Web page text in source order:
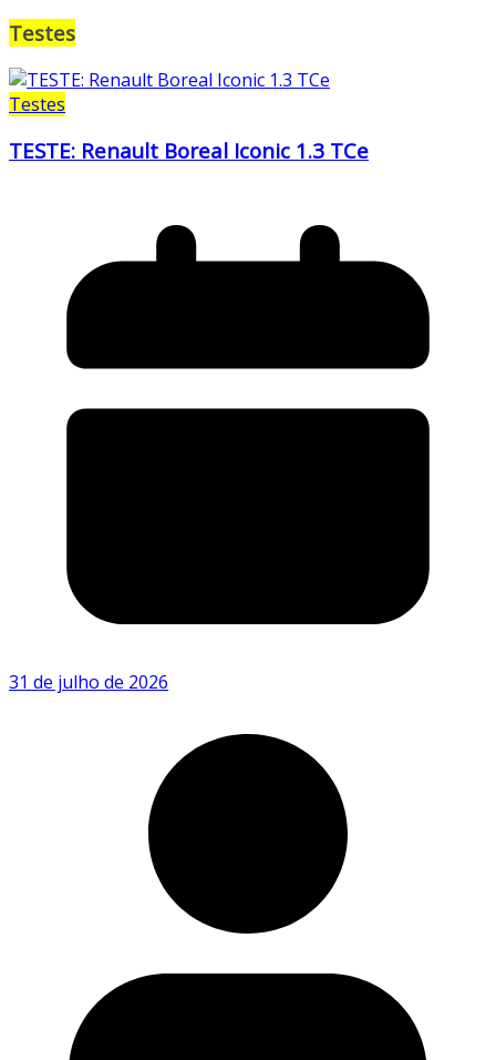
Testes
Testes
TESTE: Renault Boreal Iconic 1.3 TCe
31 de julho de 2026